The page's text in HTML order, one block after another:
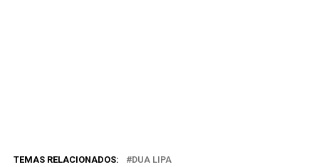
TEMAS RELACIONADOS: DUA LIPA